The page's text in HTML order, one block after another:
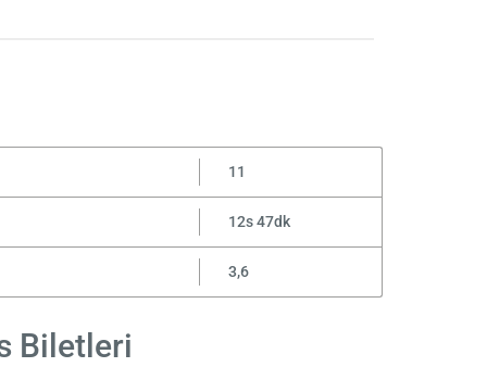
11
12s 47dk
3,6
Biletleri